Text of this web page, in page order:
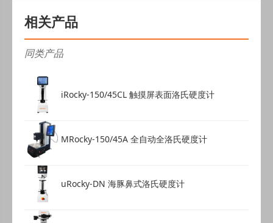
相关产品
同类产品
iRocky-150/45CL 触摸屏表面洛氏硬度计
MRocky-150/45A 全自动全洛氏硬度计
uRocky-DN 海豚鼻式洛氏硬度计